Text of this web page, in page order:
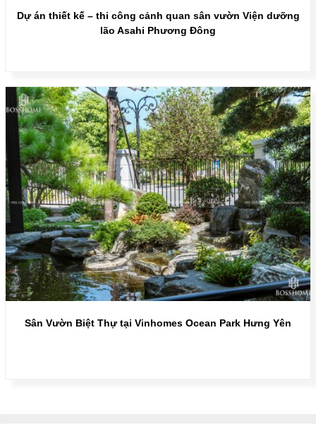
Dự án thiết kế – thi công cảnh quan sân vườn Viện dưỡng
lão Asahi Phương Đông
Sân Vườn Biệt Thự tại Vinhomes Ocean Park Hưng Yên